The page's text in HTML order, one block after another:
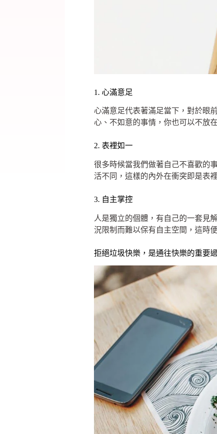
1. 心滿意足
心滿意足代表著滿足當下，對於眼
心、不如意的事情，你也可以不放
2. 表裡如一
很多時候當我們做著自己不喜歡的
活不同，這樣的內外在衝突即是表
3. 自主掌控
人是獨立的個體，有自己的一套見
況限制而難以保有自主空間，這時
拒絕垃圾快樂，是通往快樂的重要